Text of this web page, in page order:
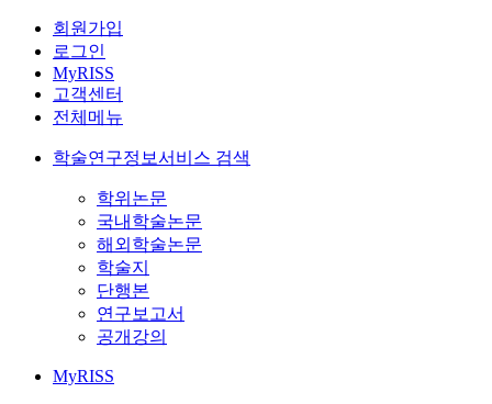
회원가입
로그인
MyRISS
고객센터
전체메뉴
학술연구정보서비스 검색
학위논문
국내학술논문
해외학술논문
학술지
단행본
연구보고서
공개강의
MyRISS